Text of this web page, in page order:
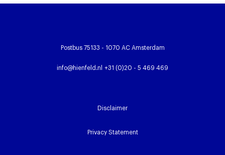
Postbus 75133 - 1070 AC Amsterdam
info@hienfeld.nl +31 (0)20 - 5 469 469
Disclaimer
Privacy Statement